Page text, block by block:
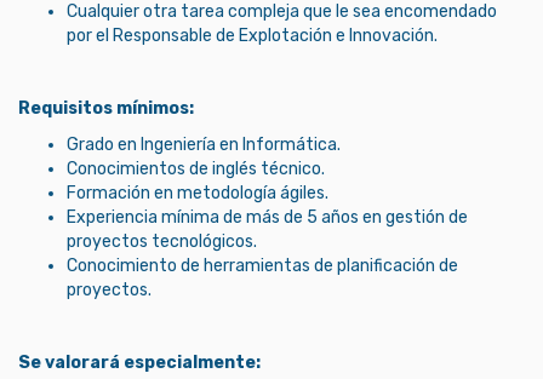
Cualquier otra tarea compleja que le sea encomendado
por el Responsable de Explotación e Innovación.
Requisitos mínimos:
Grado en Ingeniería en Informática.
Conocimientos de inglés técnico.
Formación en metodología ágiles.
Experiencia mínima de más de 5 años en gestión de
proyectos tecnológicos.
Conocimiento de herramientas de planificación de
proyectos.
Se valorará especialmente: